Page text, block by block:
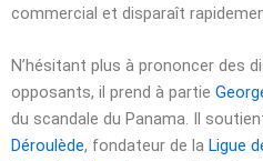
commercial et disparaît
N’hésitant plus à prononcer des
opposants, il prend à partie
du scandale du Panama. Il
Déroulède, fondateur de la Ligue